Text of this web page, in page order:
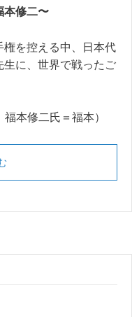
修二〜
を控える中、日本代
に、世界で戦ったご
本修二氏＝福本）